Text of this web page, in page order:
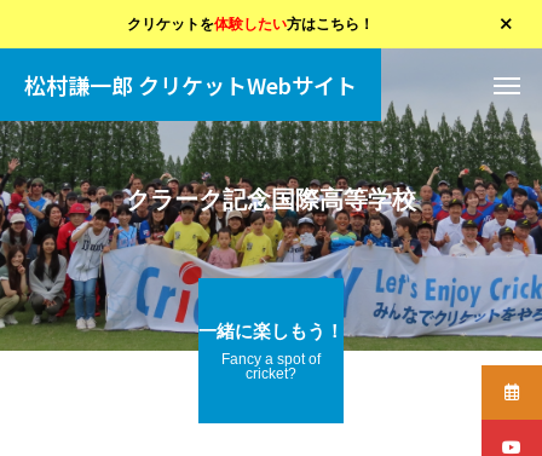
クリケットを体験したい方はこちら！
松村謙一郎 クリケットWebサイト
クラーク記念国際高等学校
一緒に楽しもう！
Fancy a spot of
cricket?